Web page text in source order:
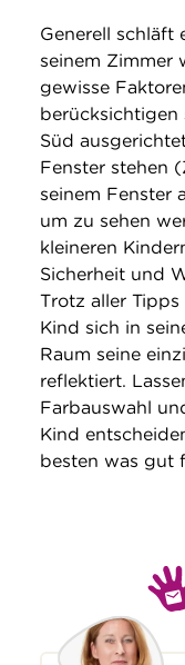
Generell schläft
seinem Zimmer
gewisse
berücksichtigen
Süd
Fenster stehen
seinem Fenster
um zu sehen
kleineren
Sicherheit und
Trotz aller
Kind sich in
Raum seine
reflektiert.
Farbauswahl
Kind
besten was gut